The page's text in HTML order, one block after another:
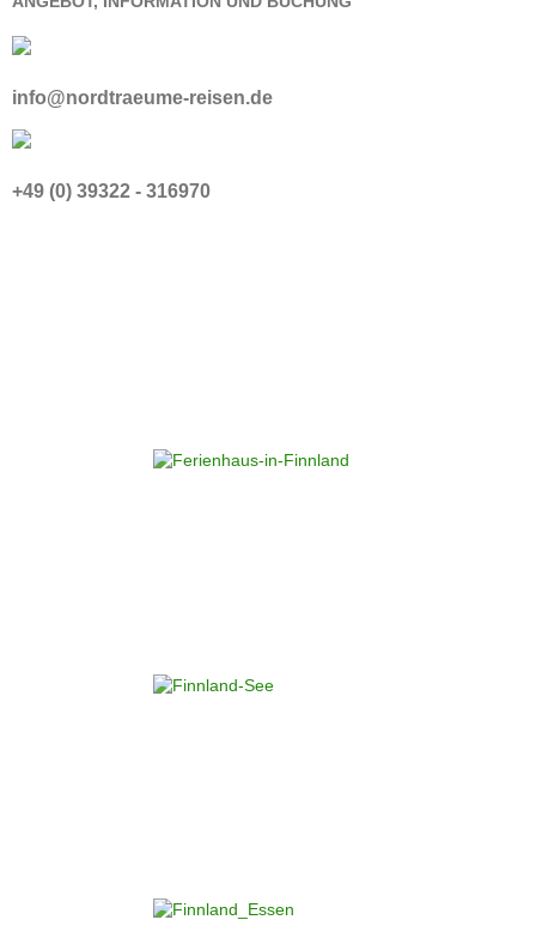
info@nordtraeume-reisen.de
+49 (0) 39322 - 316970